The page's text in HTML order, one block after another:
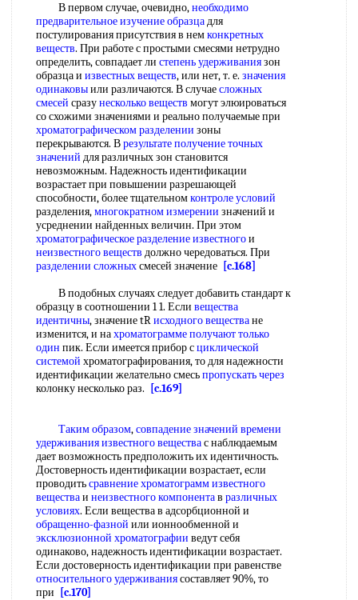
В первом случае, очевидно,необходимо
предварительноеизучение образцадля
постулирования присутствия в немконкретных
веществ. При работе с простыми смесями нетрудно
определить, совпадает ли степень удерживаниязон
образца и известных веществ, или нет, т. е. значения
одинаковыили различаются. В случаесложных
смесей сразунесколько веществ могут элюироваться
со схожими значениями и реально получаемые при
хроматографическом разделении зоны
перекрываются. Врезультате получениеточных
значений для различных зон становится
невозможным. Надежность идентификации
возрастает при повышении разрешающей
способности, более тщательномконтроле условий
разделения,многократном измерении значений и
усреднении найденных величин. При этом
хроматографическое разделение известногои
неизвестного веществ должно чередоваться. При
разделении сложныхсмесей значение [c.168]
В подобных случаях следует добавить стандарт к
образцу в соотношении 1 1. Если вещества
идентичны, значение tRисходного веществане
изменится, и нахроматограмме получаюттолько
один пик. Если имеется прибор сциклической
системой хроматографирования, то для надежности
идентификации желательно смесьпропускать через
колонку несколько раз.
[c.169]
Таким образом,совпадение значений времени
удерживанияизвестного веществас наблюдаемым
дает возможность предположить их идентичность.
Достоверность идентификации возрастает, если
проводитьсравнение хроматограммизвестного
веществаи неизвестного компонентав различных
условиях. Если вещества в адсорбционной и
обращенно-фазной или ионнообменной и
эксклюзионной хроматографии ведут себя
одинаково, надежность идентификации возрастает.
Если достоверность идентификации при равенстве
относительного удерживаниясоставляет 90%, то
при
[c.170]